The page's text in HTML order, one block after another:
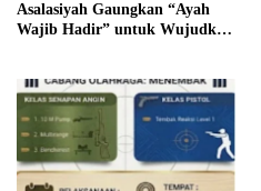
Asalasiyah Gaungkan “Ayah
Wajib Hadir” untuk Wujudkan